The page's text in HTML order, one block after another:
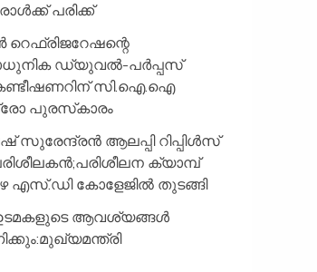
പരിക്ക്
റെഫ്രിജറേഷന്റെ
ഡ്യുവൽ-പർപ്പസ്
സി.ഐ.ഐ
പുരസ്‌കാരം
സുരേന്ദ്രൻ ആലപ്പി റിപ്പിൾസ്
ക്യാമ്പ്
എസ്.ഡി കോളേജിൽ തുടങ്ങി
ഉടമകളുടെ ആവശ്യങ്ങൾ